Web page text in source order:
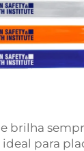
brilha
para